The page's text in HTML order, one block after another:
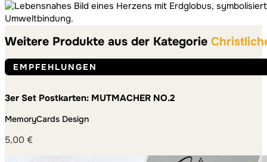
7,00 €
Weitere Produkte aus der Kategorie
EMPFEHLUNGEN
3er Set Postkarten: MUTMACHER NO.2
MemoryCards Design
5,00 €